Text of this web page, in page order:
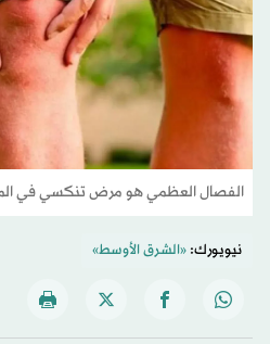
الفصال العظمي هو مرض تنكسي في
نيويورك:«الشرق الأوسط»